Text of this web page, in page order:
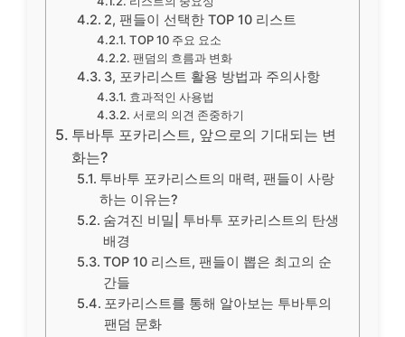
2, 팬들이 선택한 TOP 10 리스트
TOP 10 주요 요소
팬덤의 흐름과 변화
3, 포카리스트 활용 방법과 주의사항
효과적인 사용법
서로의 의견 존중하기
투바투 포카리스트, 앞으로의 기대되는 변
화는?
투바투 포카리스트의 매력, 팬들이 사랑
하는 이유는?
숨겨진 비밀| 투바투 포카리스트의 탄생
배경
TOP 10 리스트, 팬들이 뽑은 최고의 순
간들
포카리스트를 통해 알아보는 투바투의
팬덤 문화